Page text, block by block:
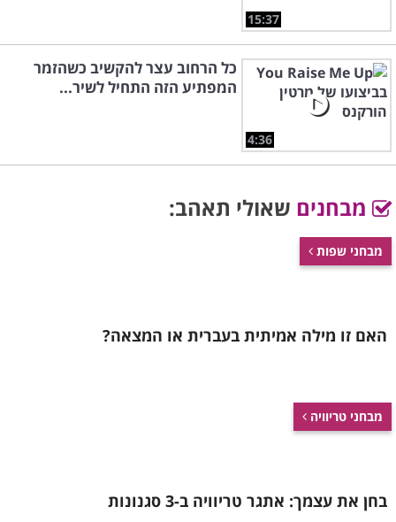
15:37
4:36
כל הרחוב עצר להקשיב כשהזמר
המפתיע הזה התחיל לשיר...
מבחנים שאולי תאהב:
מבחני שפות
האם זו מילה אמיתית בעברית או המצאה?
מבחני טריוויה
בחן את עצמך: אתגר טריוויה ב-3 סגנונות